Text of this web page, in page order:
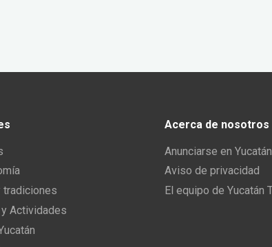
tradiciones
Actividades
Acerca de nosotros
Anunciarse en
Aviso de privacidad
El equipo de Yucatán